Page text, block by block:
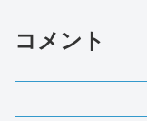
コメント